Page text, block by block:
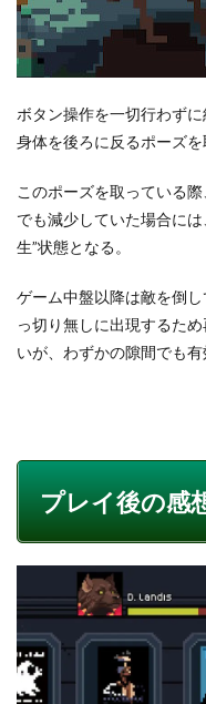
ボタン操作を一切行わず
身体を後ろに反るポーズを
このポーズを取っている
でも減少していた場合に
生”状態となる。
ゲーム中盤以降は敵を倒
っ切り無しに出現するた
いが、わずかの隙間でも有
プレイ後の感